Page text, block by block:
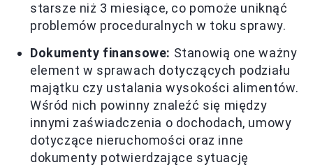
starsze niż 3 miesiące, co pomoże uniknąć
problemów proceduralnych w toku sprawy.
Dokumenty finansowe: Stanowią one ważny
element w sprawach dotyczących podziału
majątku czy ustalania wysokości alimentów.
Wśród nich powinny znaleźć się między
innymi zaświadczenia o dochodach, umowy
dotyczące nieruchomości oraz inne
dokumenty potwierdzające sytuację